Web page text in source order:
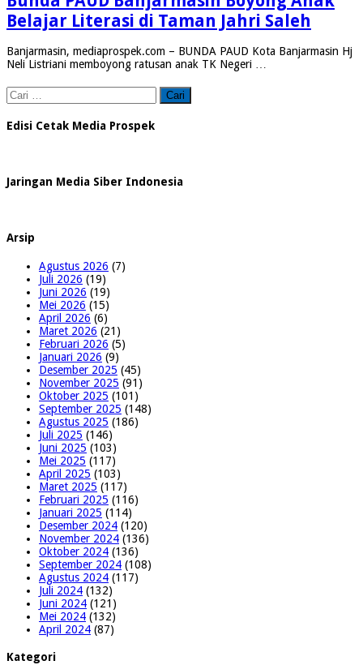
Belajar Literasi di Taman Jahri Saleh
Banjarmasin, mediaprospek.com – BUNDA PAUD Kota Banjarmasin Hj
Neli Listriani memboyong ratusan anak TK Negeri …
Cari
untuk:
Edisi Cetak Media Prospek
Jaringan Media Siber Indonesia
Arsip
Agustus 2026 (7)
Juli 2026 (19)
Juni 2026 (19)
Mei 2026 (15)
April 2026 (6)
Maret 2026 (21)
Februari 2026 (5)
Januari 2026 (9)
Desember 2025 (45)
November 2025 (91)
Oktober 2025 (101)
September 2025 (148)
Agustus 2025 (186)
Juli 2025 (146)
Juni 2025 (103)
Mei 2025 (117)
April 2025 (103)
Maret 2025 (117)
Februari 2025 (116)
Januari 2025 (114)
Desember 2024 (120)
November 2024 (136)
Oktober 2024 (136)
September 2024 (108)
Agustus 2024 (117)
Juli 2024 (132)
Juni 2024 (121)
Mei 2024 (132)
April 2024 (87)
Kategori